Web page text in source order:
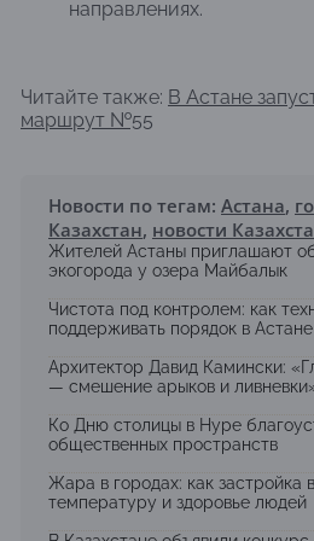
направлениях.
Читайте также: В Астане
маршрут №55
Новости по тегам: Астана,
Казахстан, новости
Жителей Астаны приглашают
экогорода у озера Майбалык
Чистота под контролем: как
поддерживать порядок в Астане
Архитектор Давид Камински:
— смешение арыков и
Ко Дню столицы в Нуре
общественных пространств
Жара в городах: как застройка
температуру и здоровье людей